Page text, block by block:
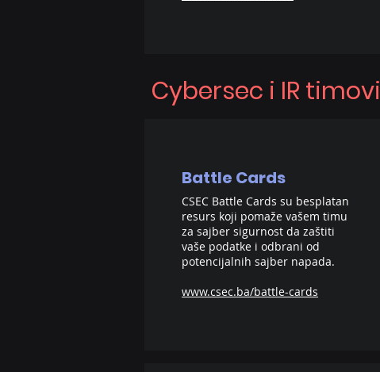
Cybersec i IR timovi
Battle Cards
CSEC Battle Cards su besplatan
resurs koji pomaže vašem timu
za sajber sigurnost da zaštiti
vaše podatke i odbrani od
potencijalnih sajber napada.​
www.csec.ba/battle-cards